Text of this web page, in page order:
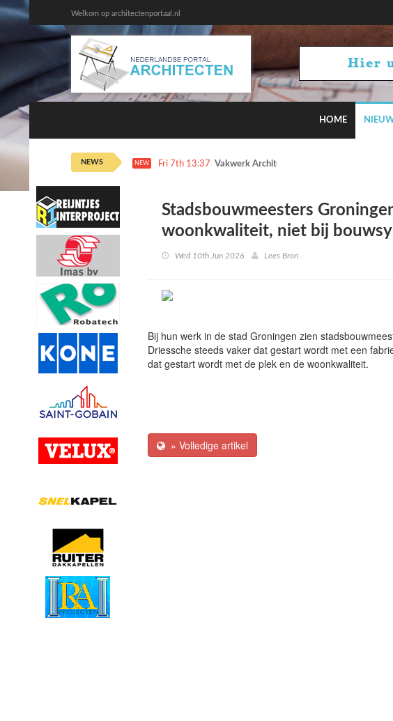
Welkom op architectenportaal.nl
HOME
NEWS NEW Fri 7th 13:37 Vakwerk Architecten draagt met Camden
Stadsbouwmeesters
woonkwaliteit, niet bij
Wed 10th Jun 2026 Lees Bron
Bij hun werk in de stad Groningen zien
Driessche steeds vaker dat gestart wordt met een
dat gestart wordt met de plek en de woonkwaliteit.
» Volledige artikel